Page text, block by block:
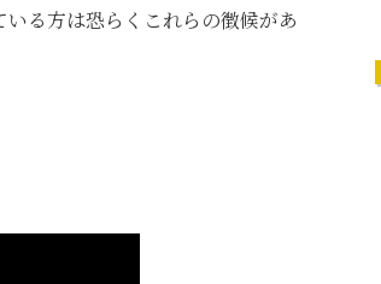
る方は恐らくこれらの徴候があ